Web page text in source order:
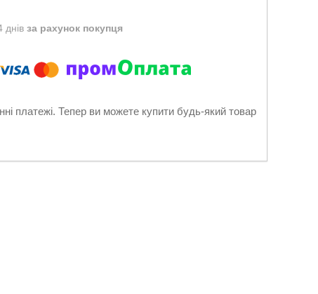
днів за рахунок покупця
платежі. Тепер ви можете купити будь-який товар